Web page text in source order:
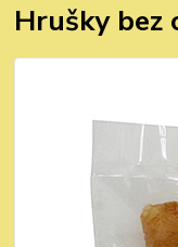
Hrušky bez